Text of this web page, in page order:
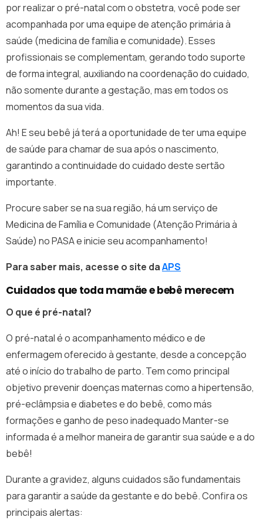
por realizar o pré-natal com o obstetra, você pode ser
acompanhada por uma equipe de atenção primária à
saúde (medicina de família e comunidade). Esses
profissionais se complementam, gerando todo suporte
de forma integral, auxiliando na coordenação do cuidado,
não somente durante a gestação, mas em todos os
momentos da sua vida.
Ah! E seu bebê já terá a oportunidade de ter uma equipe
de saúde para chamar de sua após o nascimento,
garantindo a continuidade do cuidado deste sertão
importante.
Procure saber se na sua região, há um serviço de
Medicina de Família e Comunidade (Atenção Primária à
Saúde) no PASA e inicie seu acompanhamento!
Para saber mais, acesse o site daAPS
Cuidados que toda mamãe e bebê merecem
O que é pré-natal?
O pré-natal é o acompanhamento médico e de
enfermagem oferecido à gestante, desde a concepção
até o início do trabalho de parto. Tem como principal
objetivo prevenir doenças maternas como a hipertensão,
pré-eclâmpsia e diabetes e do bebê, como más
formações e ganho de peso inadequado Manter-se
informada é a melhor maneira de garantir sua saúde e a do
bebê!
Durante a gravidez, alguns cuidados são fundamentais
para garantir a saúde da gestante e do bebê. Confira os
principais alertas: